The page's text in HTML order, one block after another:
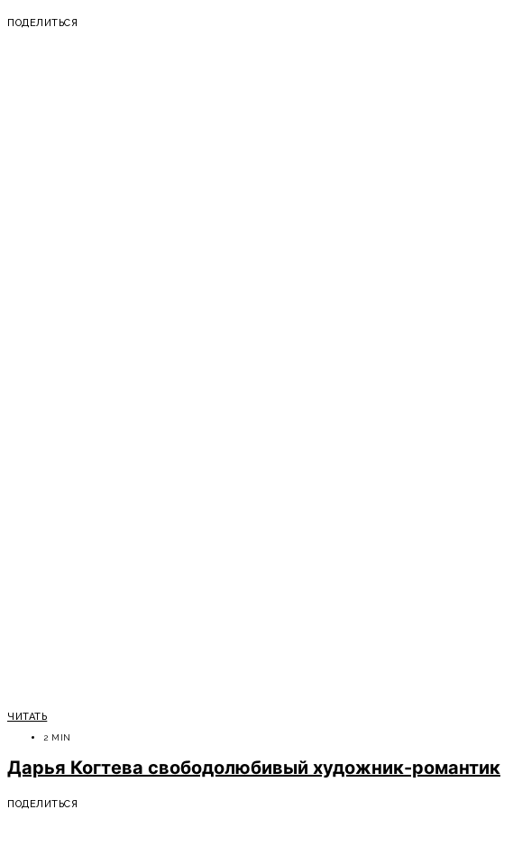
ПОДЕЛИТЬСЯ
ЧИТАТЬ
2 MIN
Дарья Когтева свободолюбивый художник-романтик
ПОДЕЛИТЬСЯ